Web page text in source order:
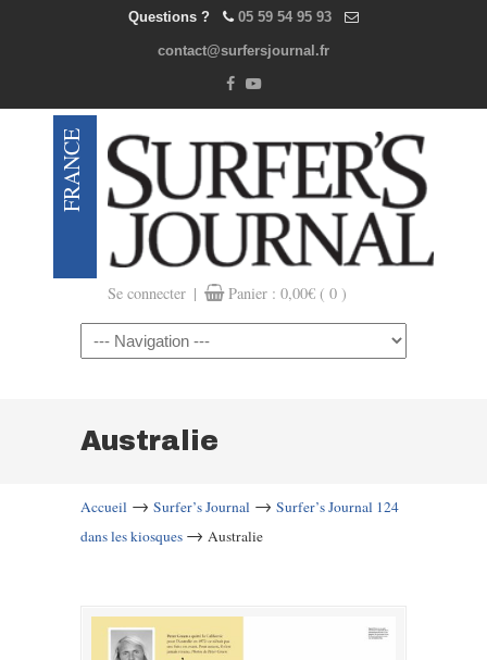
Questions ? 05 59 54 95 93
contact@surfersjournal.fr
Se connecter | Panier : 0,00€ ( 0 )
Navigation
Australie
Accueil → Surfer’s Journal → Surfer’s Journal 124
dans les kiosques → Australie